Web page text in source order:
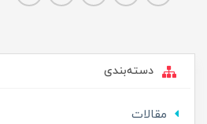
دسته‌بندی
مقالات